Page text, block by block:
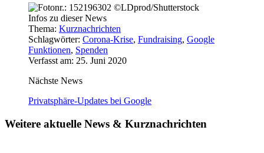
Infos zu dieser News
Thema: Kurznachrichten
Schlagwörter: Corona-Krise, Fundraising, Google
Funktionen, Spenden
Verfasst am: 25. Juni 2020
Nächste News
Privatsphäre-Updates bei Google
Weitere aktuelle News & Kurznachrichten